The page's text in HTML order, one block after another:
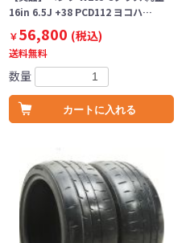
16in 6.5J +38 PCD112 ヨコハ…
￥56,800 (税込)
送料無料
数量
カートに入れる